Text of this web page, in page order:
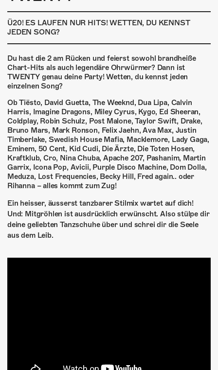
INFOS
KONTAKT
ÜBER UNS
GÖNNEREI
SHOP
MITMACHEN
Ü20! ES LAUFEN NUR HITS! WETTEN, DU KENNST
JEDEN SONG?
Du hast die 2 am Rücken und feierst sowohl brandheiße
Chart-Hits als auch legendäre Ohrwürmer? Dann ist
TWENTY genau deine Party! Wetten, du kennst jeden
einzelnen Song?
Ob Tiësto, David Guetta, The Weeknd, Dua Lipa, Calvin
Harris, Imagine Dragons, Miley Cyrus, Kygo, Ed Sheeran,
Coldplay, Robin Schulz, Post Malone, Taylor Swift, Drake,
Bruno Mars, Mark Ronson, Felix Jaehn, Ava Max, Justin
Timberlake, Swedish House Mafia, Macklemore, Lady Gaga,
Eminem, 50 Cent, Kid Cudi, Die Ärzte, Die Toten Hosen,
Kraftklub, Cro, Nina Chuba, Apache 207, Pashanim, Martin
Garrix, Icona Pop, Avicii, Purple Disco Machine, Dom Dolla,
Meduza, Lost Frequencies, Becky Hill, Fred again.. oder
Rihanna – alles kommt zum Zug!
Ein heisser, äusserst tanzbarer Stilmix wartet auf dich!
Und: Mitgröhlen ist ausdrücklich erwünscht. Also stülpe dir
deine geliebten Tanzschuhe über und schrei dir die Seele
aus dem Leib.